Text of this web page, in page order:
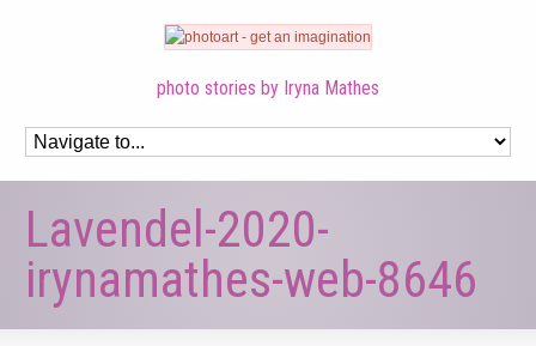
photo stories by Iryna Mathes
Lavendel-2020-
irynamathes-web-8646